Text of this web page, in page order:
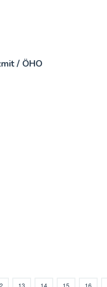
/ ÖHO
13 14 15 16